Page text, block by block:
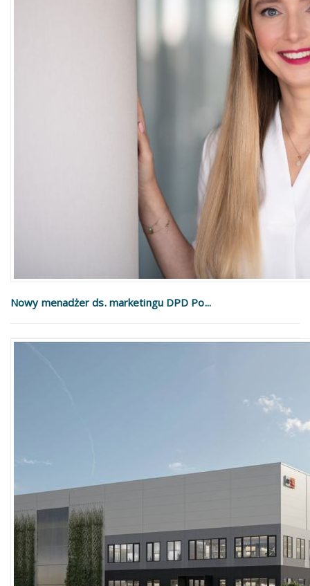
Nowy menadżer ds. marketingu DPD Po...